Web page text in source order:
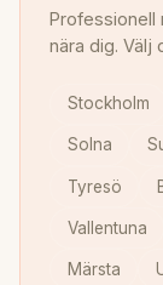
Professionell
nära dig. Välj
Stockholm
Solna
Tyresö
Vallentuna
Märsta